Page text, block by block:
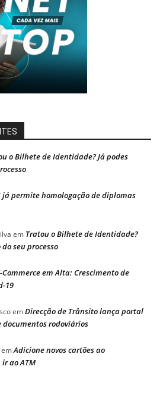
o Bilhete de Identidade? Já podes
já permite homologação de diplomas
em Tratou o Bilhete de Identidade?
seu processo
Commerce em Alta: Crescimento de
19
emDirecção de Trânsito lança portal
rodoviários
emAdicione novos cartões ao
ao ATM